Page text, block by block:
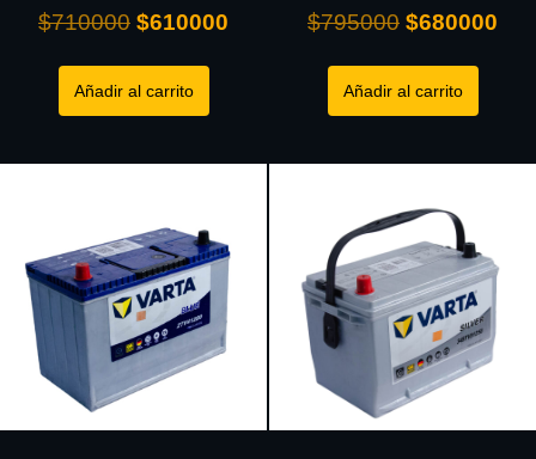
$710000 $610000
Añadir al carrito
$795000 $680000
Añadir al carrito